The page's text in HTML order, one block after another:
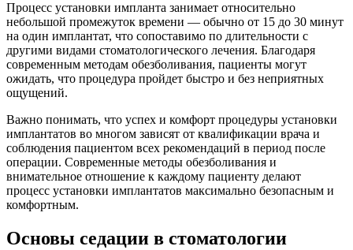
Процесс установки импланта занимает относительно
небольшой промежуток времени — обычно от 15 до 30 минут
на один имплантат, что сопоставимо по длительности с
другими видами стоматологического лечения. Благодаря
современным методам обезболивания, пациенты могут
ожидать, что процедура пройдет быстро и без неприятных
ощущений.
Важно понимать, что успех и комфорт процедуры установки
имплантатов во многом зависят от квалификации врача и
соблюдения пациентом всех рекомендаций в период после
операции. Современные методы обезболивания и
внимательное отношение к каждому пациенту делают
процесс установки имплантатов максимально безопасным и
комфортным.
Основы седации в стоматологии